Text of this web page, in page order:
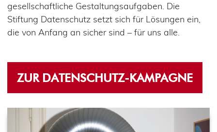
gesellschaftliche Gestaltungsaufgaben. Die
Stiftung Datenschutz setzt sich für Lösungen ein,
die von Anfang an sicher sind – für uns alle.
ZUR DATENSCHUTZ-KAMPAGNE